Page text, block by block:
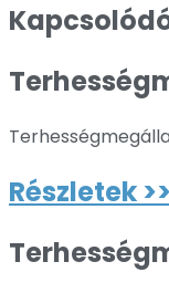
Részletek >>